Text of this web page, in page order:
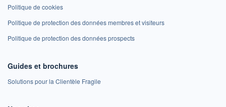
Politique de cookies
Politique de protection des données membres et visiteurs
Politique de protection des données prospects
Guides et brochures
Solutions pour la Clientèle Fragile